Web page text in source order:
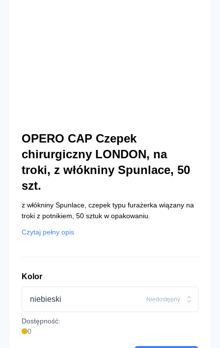
OPERO CAP Czepek
chirurgiczny LONDON, na
troki, z włókniny Spunlace, 50
szt.
z włókniny Spunlace, czepek typu furażerka wiązany na
troki z potnikiem, 50 sztuk w opakowaniu.
Czytaj pełny opis
Kolor
niebieski Niedostępny
Dostępność:
0